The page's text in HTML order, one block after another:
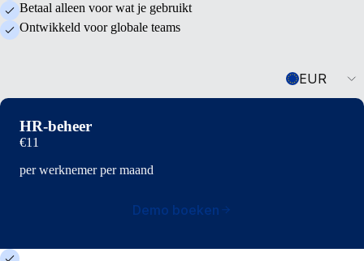
Betaal alleen voor wat je gebruikt
Ontwikkeld voor globale teams
EUR
HR-beheer
€11
per werknemer per maand
Demo boeken